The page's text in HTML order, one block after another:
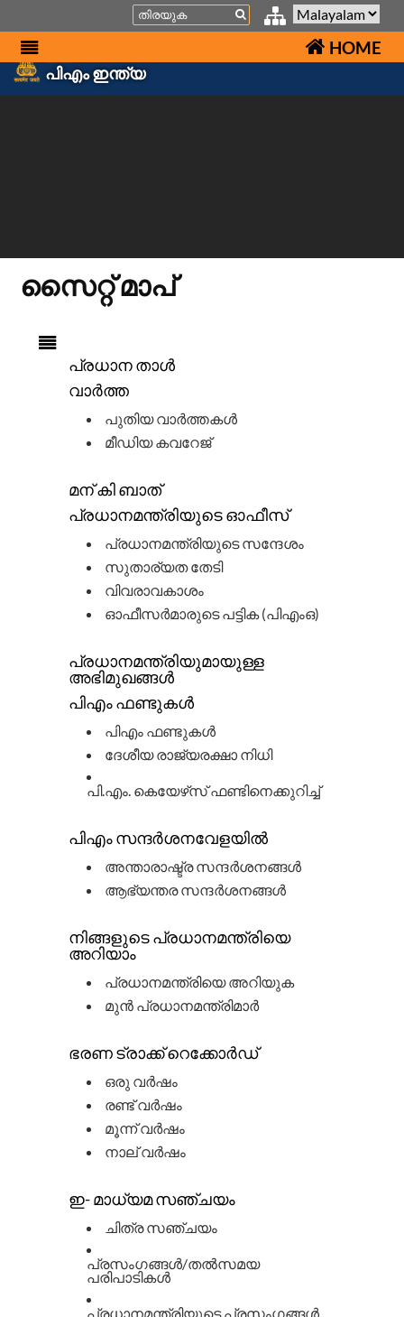
Search
HOME
പിഎം ഇന്ത്യ
സൈറ്റ് മാപ്
പ്രധാന താള്‍
വാര്‍ത്ത
പുതിയ വാർത്തകൾ
മീഡിയ കവറേജ്
മന് കി ബാത്
പ്രധാനമന്ത്രിയുടെ ഓഫീസ്
പ്രധാനമന്ത്രിയുടെ സന്ദേശം
സുതാര്യത തേടി
വിവരാവകാശം
ഓഫീസർമാരുടെ പട്ടിക (പിഎംഒ)
പ്രധാനമന്ത്രിയുമായുള്ള
അഭിമുഖങ്ങൾ
പിഎം ഫണ്ടുകൾ
പിഎം ഫണ്ടുകൾ
ദേശീയ രാജ്യരക്ഷാ നിധി
പി.എം. കെയേഴ്‌സ് ഫണ്ടിനെക്കുറിച്ച്
പിഎം സന്ദർശനവേളയിൽ
അന്താരാഷ്ട്ര സന്ദർശനങ്ങൾ
ആഭ്യന്തര സന്ദർശനങ്ങൾ
നിങ്ങളുടെ പ്രധാനമന്ത്രിയെ
അറിയാം
പ്രധാനമന്ത്രിയെ അറിയുക
മുൻ പ്രധാനമന്ത്രിമാർ
ഭരണ ട്രാക്ക് റെക്കോർഡ്
ഒരു വർഷം
രണ്ട് വർഷം
മൂന്ന് വർഷം
നാല് വർഷം
ഇ- മാധ്യമ സഞ്ചയം
ചിത്ര സഞ്ചയം
പ്രസംഗങ്ങൾ/തൽസമയ
പരിപാടികൾ
പ്രധാനമന്ത്രിയുടെ പ്രസംഗങ്ങള്‍